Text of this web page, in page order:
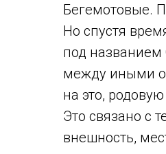
Бегемотовые.
Но спустя
под названием
между иными
на это,
Это связано с
внешность,